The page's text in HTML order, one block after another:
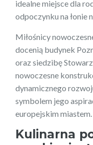
idealne miejsce dla
odpoczynku na łonie
Miłośnicy
docenią budynek
oraz siedzibę
nowoczesne
dynamicznego
symbolem jego
europejskim miastem.
Kulinarna